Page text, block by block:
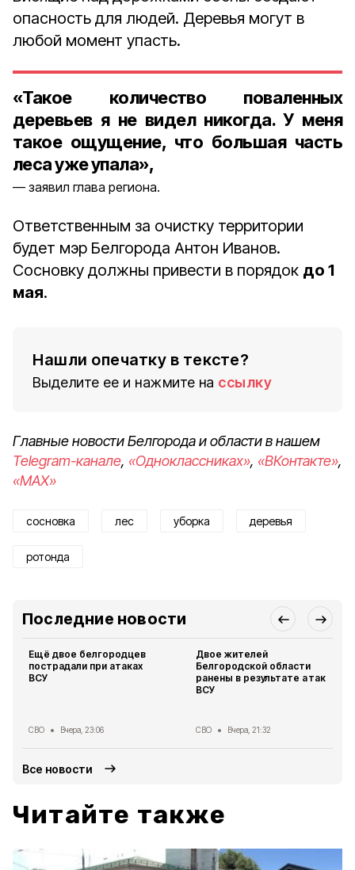
опасность для людей. Деревья могут в
любой момент упасть.
«Такое количество поваленных
деревьев я не видел никогда. У меня
такое ощущение, что большая часть
леса уже упала»,
заявил глава региона.
Ответственным за очистку территории
будет мэр Белгорода Антон Иванов.
Сосновку должны привести в порядок до 1
мая.
Нашли опечатку в тексте?
Выделите ее и нажмите на ссылку
Главные новости Белгорода и области в нашем
Telegram-канале, «Одноклассниках», «ВКонтакте»,
«MAX»
сосновка лес уборка деревья
ротонда
Последние новости
Ещё двое белгородцев
пострадали при атаках
ВСУ
СВО Вчера, 23:06
Двое жителей
Белгородской области
ранены в результате атак
ВСУ
СВО Вчера, 21:32
Все новости
Читайте также